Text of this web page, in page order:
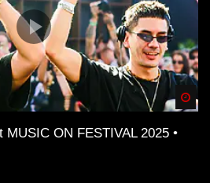
ON FESTIVAL 2025 •